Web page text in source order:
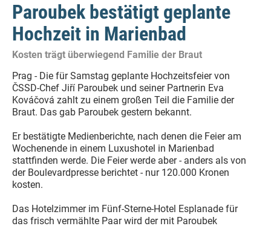
Paroubek bestätigt geplante
Hochzeit in Marienbad
Kosten trägt überwiegend Familie der Braut
Prag - Die für Samstag geplante Hochzeitsfeier von
ČSSD-Chef Jiří Paroubek und seiner Partnerin Eva
Kováčová zahlt zu einem großen Teil die Familie der
Braut. Das gab Paroubek gestern bekannt.
Er bestätigte Medienberichte, nach denen die Feier am
Wochenende in einem Luxushotel in Marienbad
stattfinden werde. Die Feier werde aber - anders als von
der Boulevardpresse berichtet - nur 120.000 Kronen
kosten.
Das Hotelzimmer im Fünf-Sterne-Hotel Esplanade für
das frisch vermählte Paar wird der mit Paroubek